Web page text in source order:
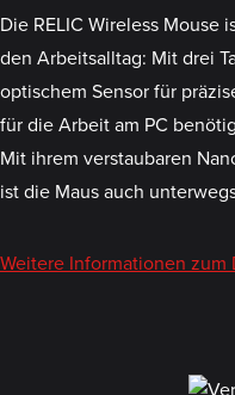
Die RELIC Wireless Mouse
den Arbeitsalltag: Mit drei
optischem Sensor für
für die Arbeit am PC
Mit ihrem verstaubaren
ist die Maus auch
Weitere Informationen zum